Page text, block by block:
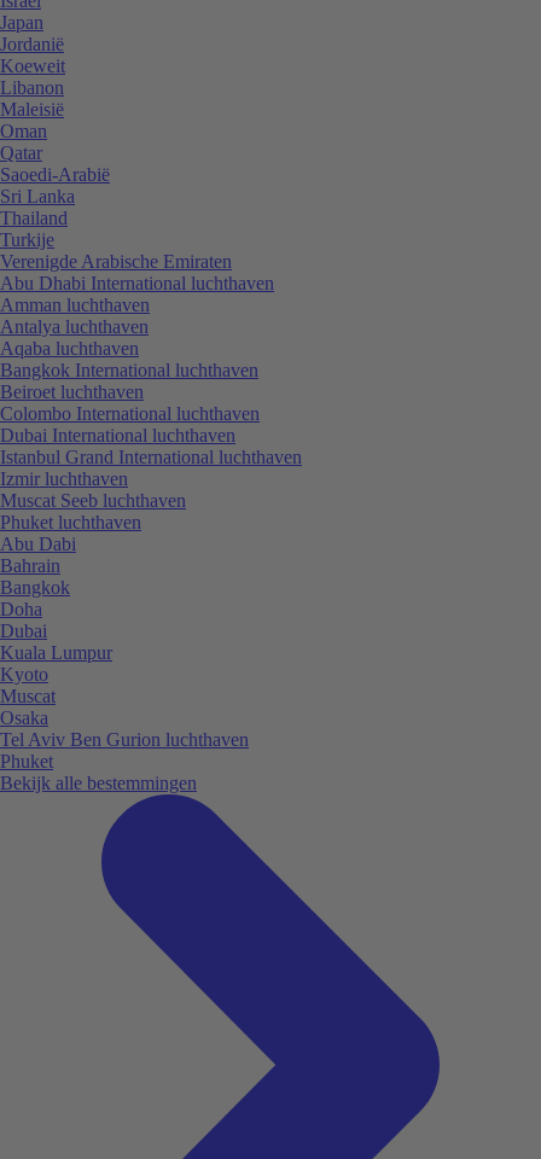
Japan
Jordanië
Koeweit
Libanon
Maleisië
Oman
Qatar
Saoedi-Arabië
Sri Lanka
Thailand
Turkije
Verenigde Arabische Emiraten
Abu Dhabi International luchthaven
Amman luchthaven
Antalya luchthaven
Aqaba luchthaven
Bangkok International luchthaven
Beiroet luchthaven
Colombo International luchthaven
Dubai International luchthaven
Istanbul Grand International luchthaven
Izmir luchthaven
Muscat Seeb luchthaven
Phuket luchthaven
Abu Dabi
Bahrain
Bangkok
Doha
Dubai
Kuala Lumpur
Kyoto
Muscat
Osaka
Tel Aviv Ben Gurion luchthaven
Phuket
Bekijk alle bestemmingen